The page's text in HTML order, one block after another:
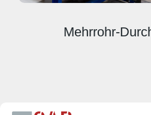
Mehrrohr-